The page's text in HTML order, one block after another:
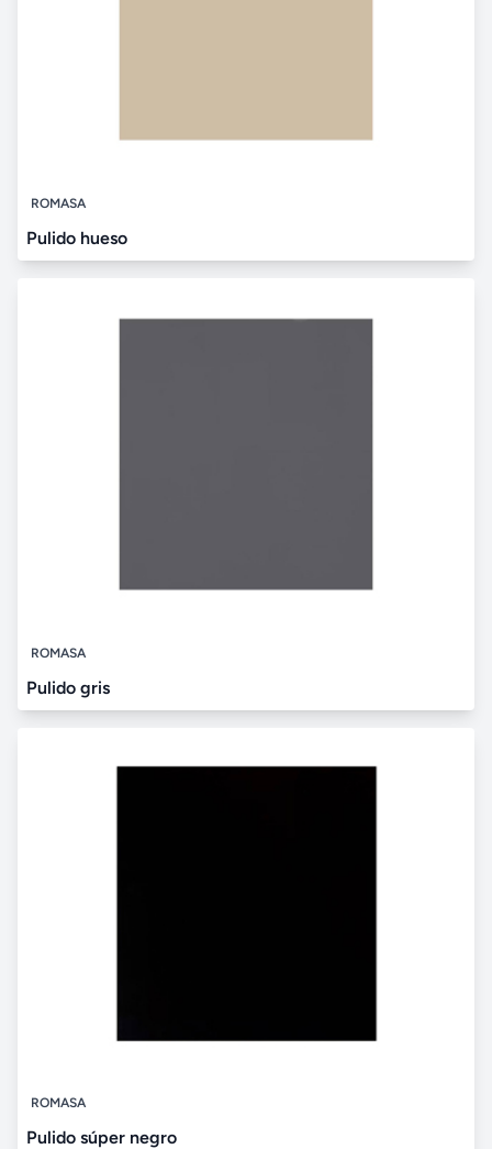
ROMASA
Pulido hueso
ROMASA
Pulido gris
ROMASA
Pulido súper negro